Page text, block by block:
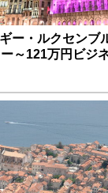
ー・ルクセンブ
～121万円ビジ